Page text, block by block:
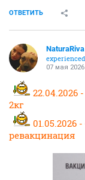
ОТВЕТИТЬ
NaturaRiva
experienced
07 мая
22.04.2026
2кг
01.05.2026
ревакцинация